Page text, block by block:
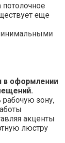
потолочное
еще
в оформлении
зону,
акценты
люстру